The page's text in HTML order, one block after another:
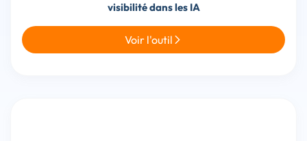
visibilité dans les IA
Voir l'outil